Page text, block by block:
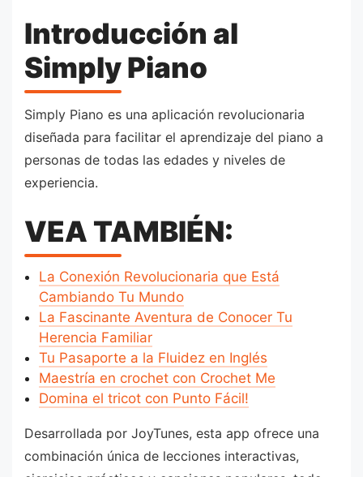
Introducción al
Simply Piano
Simply Piano es una aplicación revolucionaria
diseñada para facilitar el aprendizaje del piano a
personas de todas las edades y niveles de
experiencia.
VEA TAMBIÉN:
La Conexión Revolucionaria que Está
Cambiando Tu Mundo
La Fascinante Aventura de Conocer Tu
Herencia Familiar
Tu Pasaporte a la Fluidez en Inglés
Maestría en crochet con Crochet Me
Domina el tricot con Punto Fácil!
Desarrollada por JoyTunes, esta app ofrece una
combinación única de lecciones interactivas,